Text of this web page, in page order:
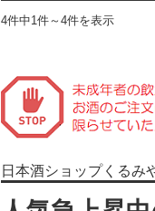
4件中1件～4件を表示
日本酒ショップくるみ